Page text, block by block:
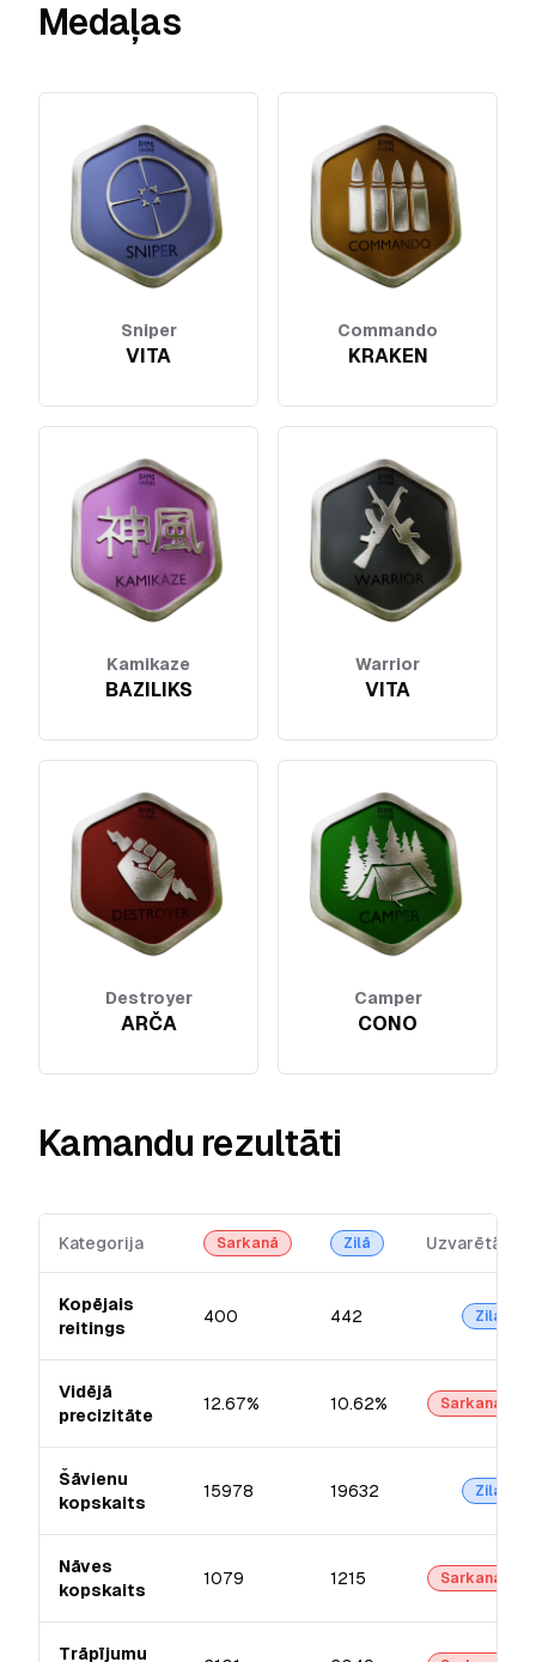
Medaļas
Sniper
VITA
Commando
KRAKEN
Kamikaze
BAZILIKS
Warrior
VITA
Destroyer
ARČA
Camper
CONO
Kamandu rezultāti
Kategorija Sarkanā Zilā Uzvarētājs
Kopējais
reitings
400 442 Zilā
Vidējā
precizitāte
12.67% 10.62% Sarkanā
Šāvienu
kopskaits
15978 19632 Zilā
Nāves
kopskaits
1079 1215 Sarkanā
Trāpījumu